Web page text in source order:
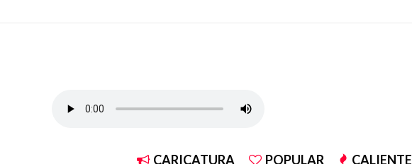
CARICATURA POPULAR CALIENTE